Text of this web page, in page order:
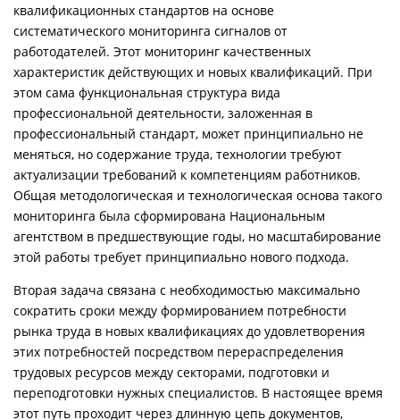
квалификационных стандартов на основе
систематического мониторинга сигналов от
работодателей. Этот мониторинг качественных
характеристик действующих и новых квалификаций. При
этом сама функциональная структура вида
профессиональной деятельности, заложенная в
профессиональный стандарт, может принципиально не
меняться, но содержание труда, технологии требуют
актуализации требований к компетенциям работников.
Общая методологическая и технологическая основа такого
мониторинга была сформирована Национальным
агентством в предшествующие годы, но масштабирование
этой работы требует принципиально нового подхода.
Вторая задача связана с необходимостью максимально
сократить сроки между формированием потребности
рынка труда в новых квалификациях до удовлетворения
этих потребностей посредством перераспределения
трудовых ресурсов между секторами, подготовки и
переподготовки нужных специалистов. В настоящее время
этот путь проходит через длинную цепь документов,